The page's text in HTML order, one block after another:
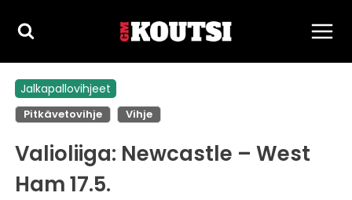
sisältöön
Jalkapallovihjeet
Pitkävetovihje Vihje
Valioliiga: Newcastle – West
Ham 17.5.